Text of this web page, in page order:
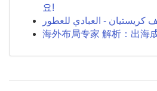
요!
كريستيان - العبادي للعطور
海外布局专家 解析：出海